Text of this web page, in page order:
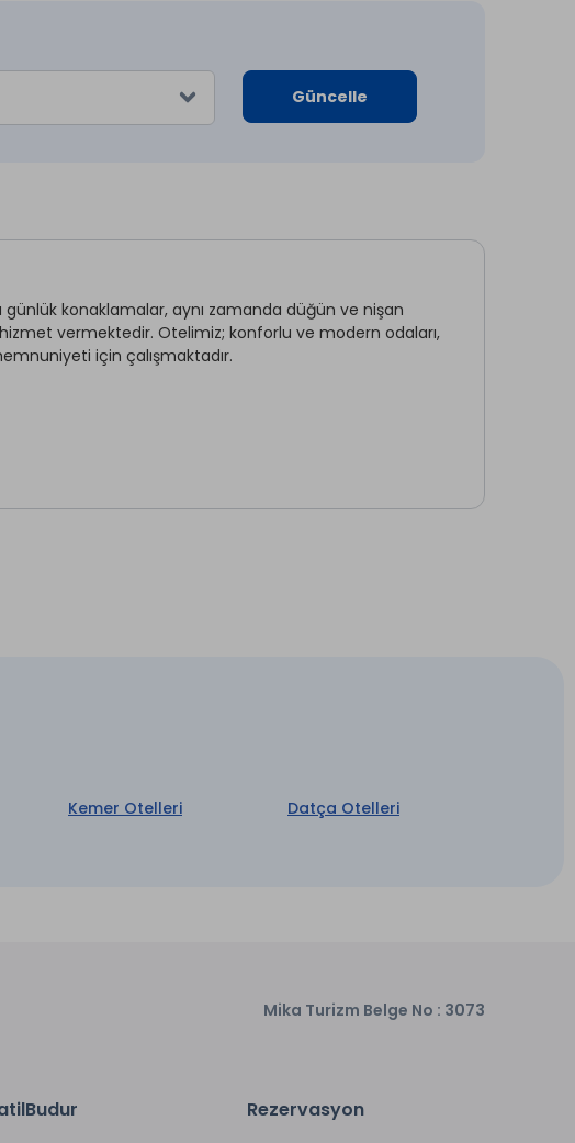
Güncelle
konaklamalar, aynı zamanda düğün ve nişan
vermektedir. Otelimiz; konforlu ve modern odaları,
için çalışmaktadır.
Elektrik
Kemer Otelleri Datça Otelleri
Mika Turizm Belge No : 3073
Rezervasyon